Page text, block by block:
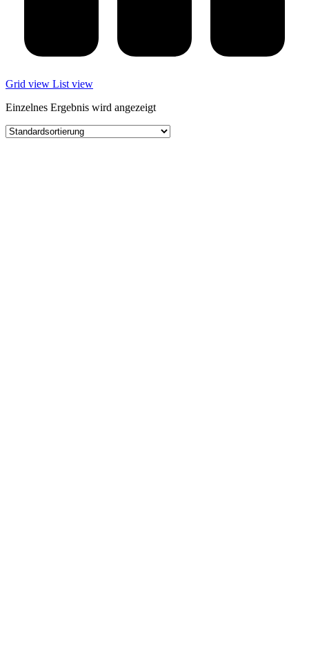
Grid view List view
Einzelnes Ergebnis wird angezeigt